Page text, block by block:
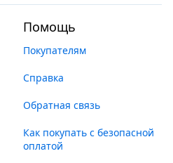
Помощь
Покупателям
Справка
Обратная связь
Как покупать с безопасной
оплатой